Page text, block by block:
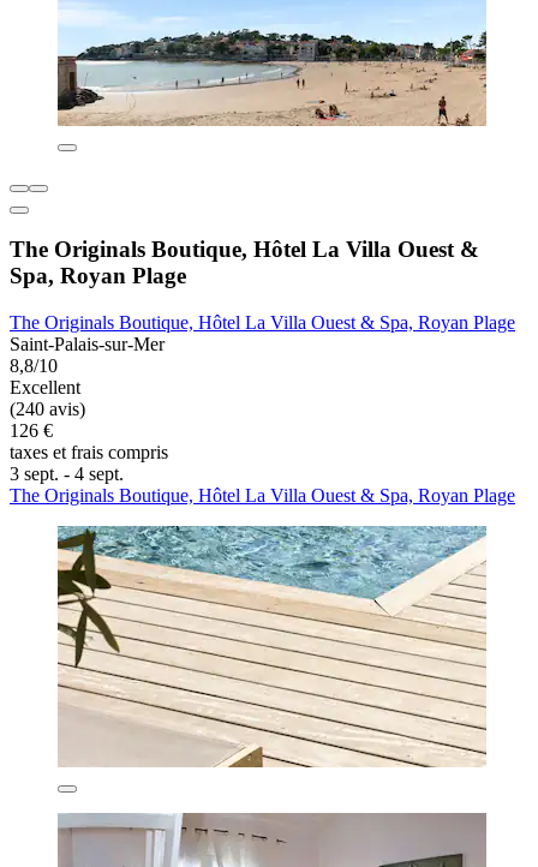
The Originals Boutique, Hôtel La Villa Ouest &
Spa, Royan Plage
The Originals Boutique, Hôtel La Villa Ouest & Spa, Royan Plage
Saint-Palais-sur-Mer
8,8/10
Excellent
(240 avis)
126 €
taxes et frais compris
3 sept. - 4 sept.
The Originals Boutique, Hôtel La Villa Ouest & Spa, Royan Plage